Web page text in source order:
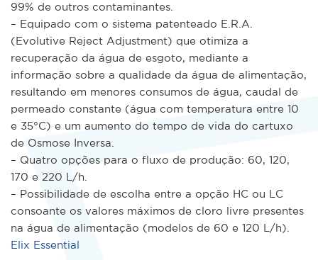
99% de outros contaminantes.
– Equipado com o sistema patenteado E.R.A.
(Evolutive Reject Adjustment) que otimiza a
recuperação da água de esgoto, mediante a
informação sobre a qualidade da água de alimentação,
resultando em menores consumos de água, caudal de
permeado constante (água com temperatura entre 10
e 35°C) e um aumento do tempo de vida do cartuxo
de Osmose Inversa.
– Quatro opções para o fluxo de produção: 60, 120,
170 e 220 L/h.
– Possibilidade de escolha entre a opção HC ou LC
consoante os valores máximos de cloro livre presentes
na água de alimentação (modelos de 60 e 120 L/h).
Elix Essential